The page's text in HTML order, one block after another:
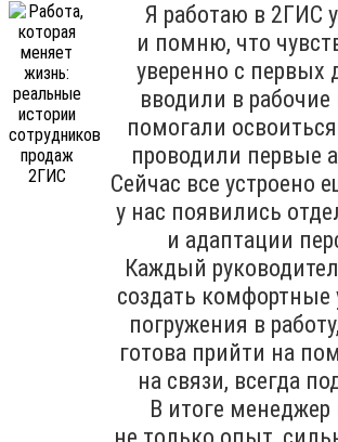
Я работаю в 2ГИС
и помню, что
уверенно с первых
вводили в
помогали
проводили первые
Сейчас все устроено
у нас появились
и адаптации
Каждый
создать комфортные
погружения в
готова прийти на
на связи, всегда
В итоге менеджер